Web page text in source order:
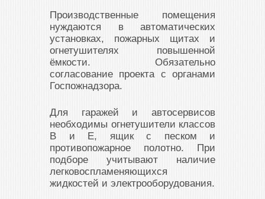
Производственные помещения
нуждаются в автоматических
установках, пожарных щитах и
огнетушителях повышенной
ёмкости. Обязательно
согласование проекта с органами
Госпожнадзора.
Для гаражей и автосервисов
необходимы огнетушители классов
B и E, ящик с песком и
противопожарное полотно. При
подборе учитывают наличие
легковоспламеняющихся
жидкостей и электрооборудования.